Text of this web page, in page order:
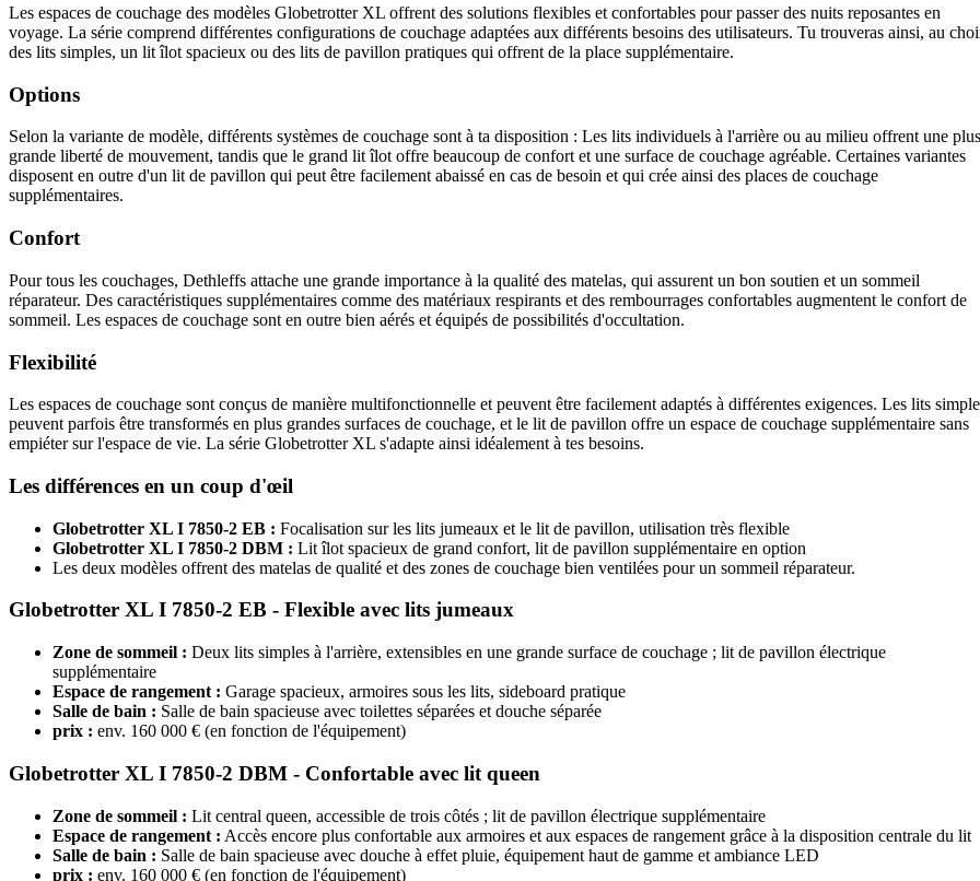
Les espaces de couchage des modèles Globetrotter XL offrent des solutions flexibles et confortables pour passer des nuits reposantes en
voyage. La série comprend différentes configurations de couchage adaptées aux différents besoins des utilisateurs. Tu trouveras ainsi, au
des lits simples, un lit îlot spacieux ou des lits de pavillon pratiques qui offrent de la place supplémentaire.
Options
Selon la variante de modèle, différents systèmes de couchage sont à ta disposition : Les lits individuels à l'arrière ou au milieu offrent une plus
grande liberté de mouvement, tandis que le grand lit îlot offre beaucoup de confort et une surface de couchage agréable. Certaines variantes
disposent en outre d'un lit de pavillon qui peut être facilement abaissé en cas de besoin et qui crée ainsi des places de couchage
supplémentaires.
Confort
Pour tous les couchages, Dethleffs attache une grande importance à la qualité des matelas, qui assurent un bon soutien et un sommeil
réparateur. Des caractéristiques supplémentaires comme des matériaux respirants et des rembourrages confortables augmentent le confort de
sommeil. Les espaces de couchage sont en outre bien aérés et équipés de possibilités d'occultation.
Flexibilité
Les espaces de couchage sont conçus de manière multifonctionnelle et peuvent être facilement adaptés à différentes exigences. Les lits
peuvent parfois être transformés en plus grandes surfaces de couchage, et le lit de pavillon offre un espace de couchage supplémentaire sans
empiéter sur l'espace de vie. La série Globetrotter XL s'adapte ainsi idéalement à tes besoins.
Les différences en un coup d'œil
Globetrotter XL I 7850-2 EB : Focalisation sur les lits jumeaux et le lit de pavillon, utilisation très flexible
Globetrotter XL I 7850-2 DBM : Lit îlot spacieux de grand confort, lit de pavillon supplémentaire en option
Les deux modèles offrent des matelas de qualité et des zones de couchage bien ventilées pour un sommeil réparateur.
Globetrotter XL I 7850-2 EB - Flexible avec lits jumeaux
Zone de sommeil : Deux lits simples à l'arrière, extensibles en une grande surface de couchage ; lit de pavillon électrique
supplémentaire
Espace de rangement : Garage spacieux, armoires sous les lits, sideboard pratique
Salle de bain : Salle de bain spacieuse avec toilettes séparées et douche séparée
prix : env. 160 000 € (en fonction de l'équipement)
Globetrotter XL I 7850-2 DBM - Confortable avec lit queen
Zone de sommeil : Lit central queen, accessible de trois côtés ; lit de pavillon électrique supplémentaire
Espace de rangement : Accès encore plus confortable aux armoires et aux espaces de rangement grâce à la disposition centrale du lit
Salle de bain : Salle de bain spacieuse avec douche à effet pluie, équipement haut de gamme et ambiance LED
prix : env. 160 000 € (en fonction de l'équipement)